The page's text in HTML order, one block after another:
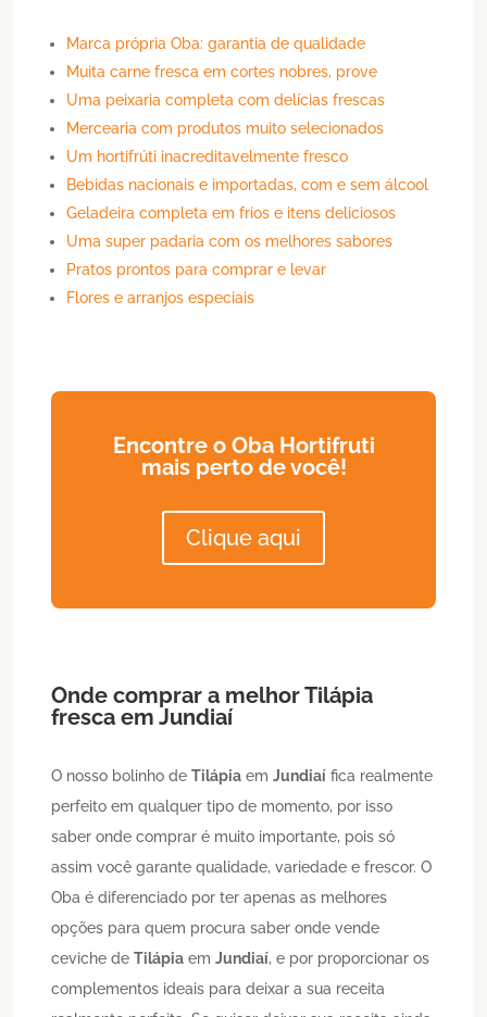
Marca própria Oba: garantia de qualidade
Muita carne fresca em cortes nobres, prove
Uma peixaria completa com delícias frescas
Mercearia com produtos muito selecionados
Um hortifrúti inacreditavelmente fresco
Bebidas nacionais e importadas, com e sem álcool
Geladeira completa em frios e itens deliciosos
Uma super padaria com os melhores sabores
Pratos prontos para comprar e levar
Flores e arranjos especiais
Encontre o Oba Hortifruti
mais perto de você!
Clique aqui
Onde comprar a melhorTilápia
fresca emJundiaí
O nosso bolinho deTilápia emJundiaí fica realmente
perfeito em qualquer tipo de momento, por isso
saber onde comprar é muito importante, pois só
assim você garante qualidade, variedade e frescor. O
Oba é diferenciado por ter apenas as melhores
opções para quem procura saber onde vende
ceviche deTilápia emJundiaí, e por proporcionar os
complementos ideais para deixar a sua receita